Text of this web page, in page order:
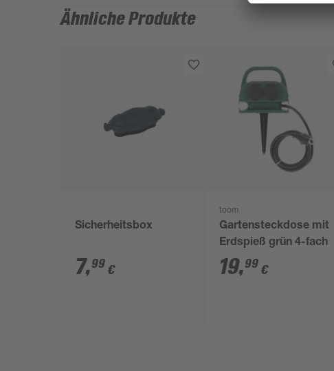
Ähnliche Produkte
Sicherheitsbox
7,99 €
toom
Gartensteckdose mit
Erdspieß grün 4-fach
19,99 €